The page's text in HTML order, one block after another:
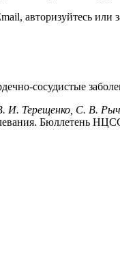
авторизуйтесь или
сосудистые
И. Терещенко, С. В.
Бюллетень